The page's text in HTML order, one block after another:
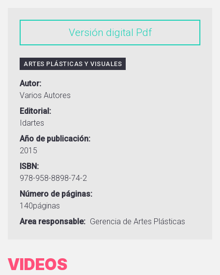
Versión digital
ARTES PLÁSTICAS Y VISUALES
Autor
Varios Autores
Editorial
Idartes
Año de publicación
2015
ISBN
978-958-8898-74-2
Número de páginas
140páginas
Area responsable
Gerencia de Artes Plásticas
VIDEOS